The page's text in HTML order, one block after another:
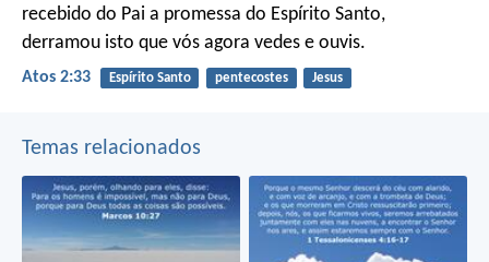
recebido do Pai a promessa do Espírito Santo,
derramou isto que vós agora vedes e ouvis.
Atos 2:33 Espírito Santo pentecostes Jesus
Temas relacionados